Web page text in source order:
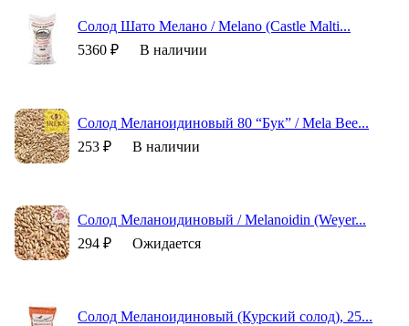
Солод Шато Мелано / Melano (Castle Malti...
5360 ₽
В наличии
Солод Меланоидиновый 80 “Бук” / Mela Bee...
253 ₽
В наличии
Солод Меланоидиновый / Melanoidin (Weyer...
294 ₽
Ожидается
Солод Меланоидиновый (Курский солод), 25...